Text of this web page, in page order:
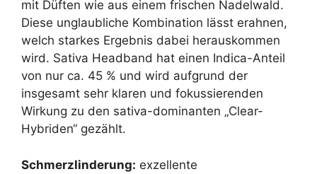
mit Düften wie aus einem frischen Nadelwald.
Diese unglaubliche Kombination lässt erahnen,
welch starkes Ergebnis dabei herauskommen
wird. Sativa Headband hat einen Indica-Anteil
von nur ca. 45 % und wird aufgrund der
insgesamt sehr klaren und fokussierenden
Wirkung zu den sativa-dominanten „Clear-
Hybriden“ gezählt.
Schmerzlinderung: exzellente